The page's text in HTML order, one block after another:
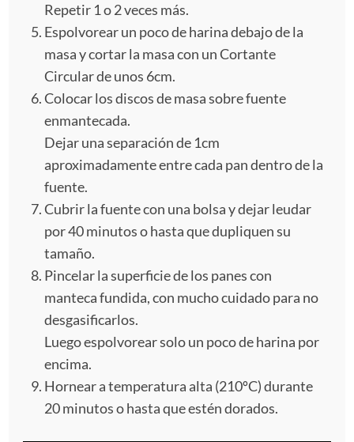
Repetir 1 o 2 veces más.
Espolvorear un poco de harina debajo de la
masa y cortar la masa con un Cortante
Circular de unos 6cm.
Colocar los discos de masa sobre fuente
enmantecada.
Dejar una separación de 1cm
aproximadamente entre cada pan dentro de la
fuente.
Cubrir la fuente con una bolsa y dejar leudar
por 40 minutos o hasta que dupliquen su
tamaño.
Pincelar la superficie de los panes con
manteca fundida, con mucho cuidado para no
desgasificarlos.
Luego espolvorear solo un poco de harina por
encima.
Hornear a temperatura alta (210ºC) durante
20 minutos o hasta que estén dorados.